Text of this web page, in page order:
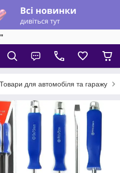
Товари для автомобіля та гаражу